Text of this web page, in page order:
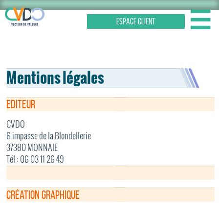
☰
ESPACE CLIENT
Mentions légales
Editeur
CVDO
6 impasse de la Blondellerie
37380 MONNAIE
Tél : 06 03 11 26 49
Création graphique